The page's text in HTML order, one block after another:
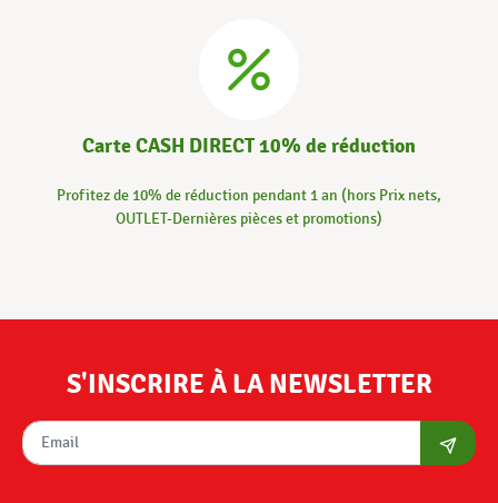
Carte CASH DIRECT 10% de réduction
Profitez de 10% de réduction pendant 1 an (hors Prix nets,
OUTLET-Dernières pièces et promotions)
S'INSCRIRE À LA NEWSLETTER